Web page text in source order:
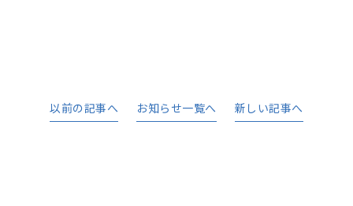
以前の記事へ お知らせ一覧へ 新しい記事へ